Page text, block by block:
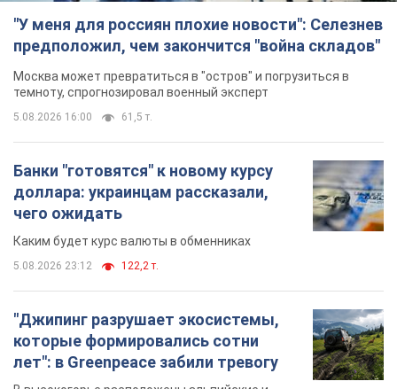
5.08.2026 23:12
"Джипинг разрушает экосистемы,
которые формировались сотни
субальпийские луга – редкие природные
комплексы, которые формировались на протяжении сотен
лет
5.08.2026 23:00